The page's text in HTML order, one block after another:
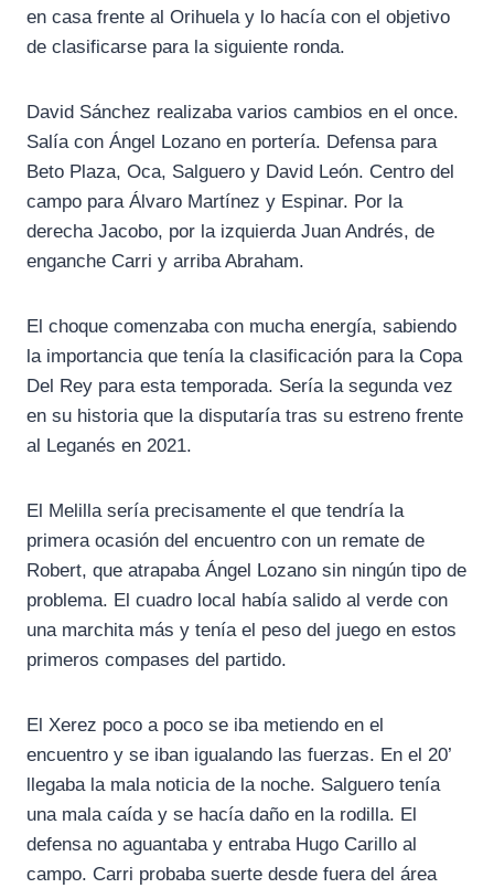
en casa frente al Orihuela y lo hacía con el objetivo
de clasificarse para la siguiente ronda.
David Sánchez realizaba varios cambios en el once.
Salía con Ángel Lozano en portería. Defensa para
Beto Plaza, Oca, Salguero y David León. Centro del
campo para Álvaro Martínez y Espinar. Por la
derecha Jacobo, por la izquierda Juan Andrés, de
enganche Carri y arriba Abraham.
El choque comenzaba con mucha energía, sabiendo
la importancia que tenía la clasificación para la Copa
Del Rey para esta temporada. Sería la segunda vez
en su historia que la disputaría tras su estreno frente
al Leganés en 2021.
El Melilla sería precisamente el que tendría la
primera ocasión del encuentro con un remate de
Robert, que atrapaba Ángel Lozano sin ningún tipo de
problema. El cuadro local había salido al verde con
una marchita más y tenía el peso del juego en estos
primeros compases del partido.
El Xerez poco a poco se iba metiendo en el
encuentro y se iban igualando las fuerzas. En el 20’
llegaba la mala noticia de la noche. Salguero tenía
una mala caída y se hacía daño en la rodilla. El
defensa no aguantaba y entraba Hugo Carillo al
campo. Carri probaba suerte desde fuera del área